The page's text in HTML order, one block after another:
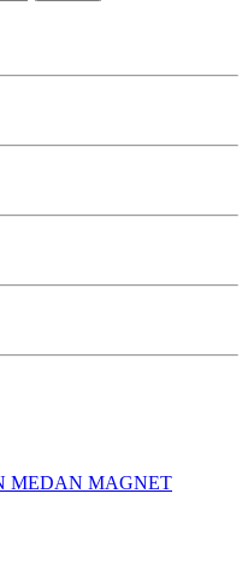
MEDAN MAGNET